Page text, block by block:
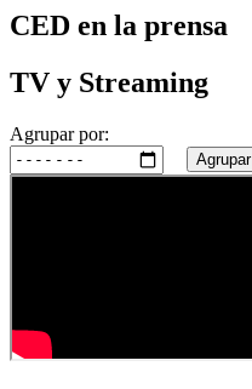
CED en la prensa
TV y Streaming
Agrupar por:
Agrupar